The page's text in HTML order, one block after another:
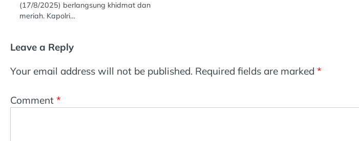
(17/8/2025) berlangsung khidmat dan
meriah. Kapolri…
Leave a Reply
Your email address will not be published. Required fields are marked *
Comment *